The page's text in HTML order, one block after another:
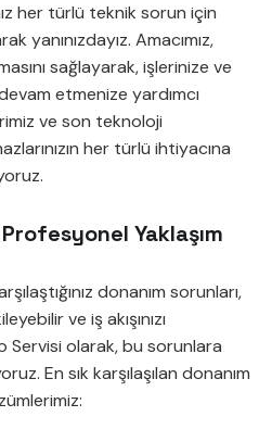
her türlü teknik sorun için
yanınızdayız. Amacımız,
sağlayarak, işlerinize ve
etmenize yardımcı
ve son teknoloji
her türlü ihtiyacına
Yaklaşım
donanım sorunları,
ve iş akışınızı
Servisi olarak, bu sorunlara
En sık karşılaşılan donanım